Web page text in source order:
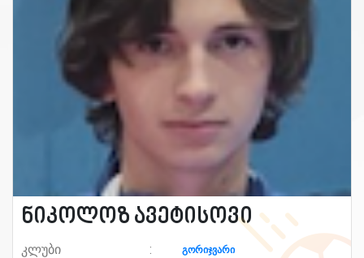
ნიკოლოზ ავეტისოვი
კლუბი გორიჯვარი